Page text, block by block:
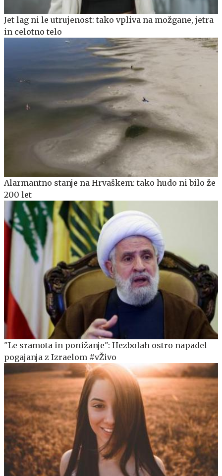
Jet lag ni le utrujenost: tako vpliva na možgane, jetra
in celotno telo
Alarmantno stanje na Hrvaškem: tako hudo ni bilo že
200 let
"Le sramota in ponižanje": Hezbolah ostro napadel
pogajanja z Izraelom #vŽivo